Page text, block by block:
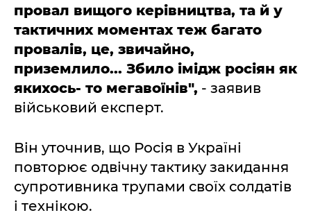
провал вищого керівництва, та й у
тактичних моментах теж багато
провалів, це, звичайно,
приземлило... Збило імідж росіян як
якихось- то мегавоїнів", - заявив
військовий експерт.
Він уточнив, що Росія в Україні
повторює одвічну тактику закидання
супротивника трупами своїх солдатів
і технікою.